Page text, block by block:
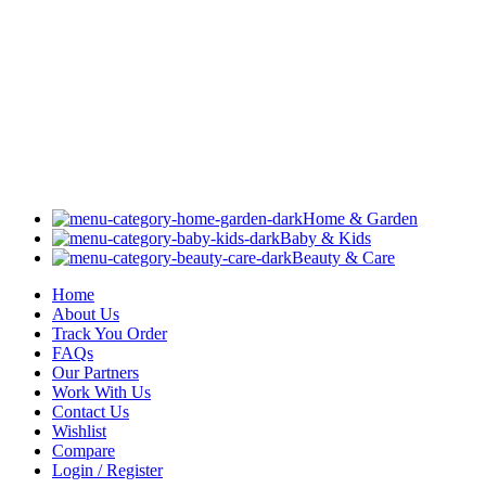
Home & Garden
Baby & Kids
Beauty & Care
Home
About Us
Track You Order
FAQs
Our Partners
Work With Us
Contact Us
Wishlist
Compare
Login / Register